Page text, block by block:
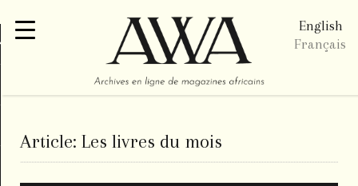
English
Français
Article: Les livres du mois